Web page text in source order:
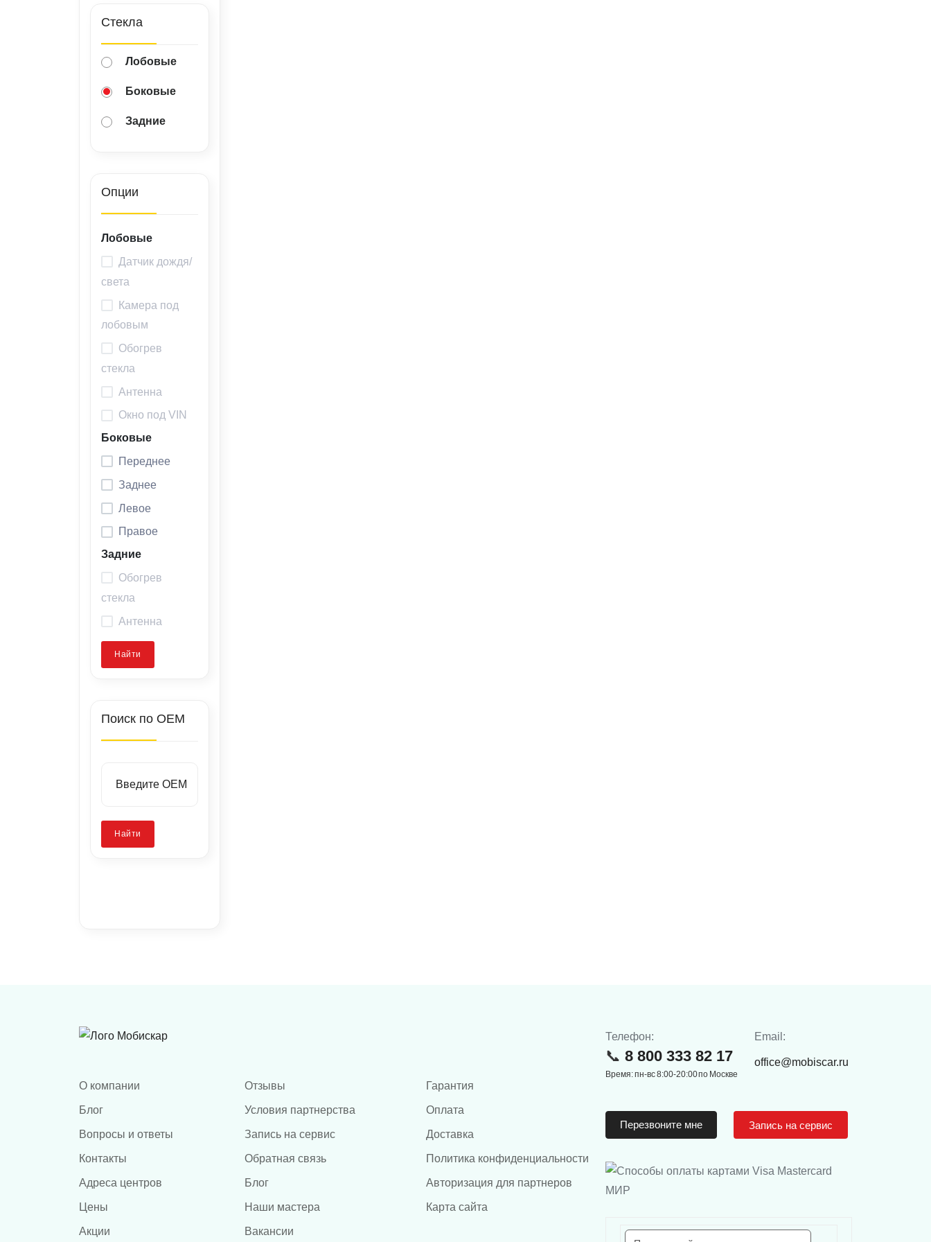
Стекла
Лобовые
Боковые
Задние
Опции
Лобовые
Датчик дождя/
света
Камера под
лобовым
Обогрев
стекла
Антенна
Окно под VIN
Боковые
Переднее
Заднее
Левое
Правое
Задние
Обогрев
стекла
Антенна
Найти
Поиск по OEM
Найти
Заводские
О компании
Блог
Вопросы и ответы
Контакты
Адреса центров
Цены
Акции
Отзывы
Условия партнерства
Запись на сервис
Обратная связь
Блог
Наши мастера
Вакансии
Гарантия
Оплата
Доставка
Политика конфиденциальности
Авторизация для партнеров
Карта сайта
Телефон:
8 800 333 82 17
Время: пн-вс 8:00-20:00 по Москве
Email:
office@mobiscar.ru
Перезвоните мне Запись на сервис